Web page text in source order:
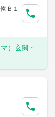
Ｂ１
）玄関・